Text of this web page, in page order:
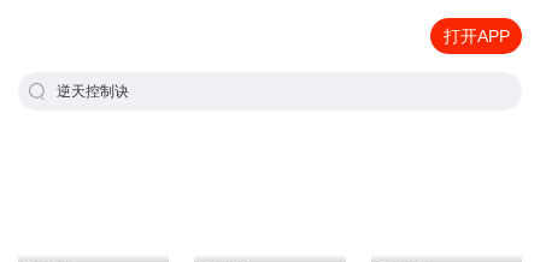
打开APP
逆天控制诀